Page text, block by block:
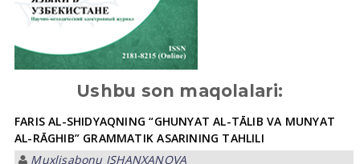
Ushbu son maqolalari:
FARIS AL-SHIDYAQNING “GHUNYAT AL-TĀLIB VA MUNYAT
AL-RĀGHIB” GRAMMATIK ASARINING TAHLILI
Muxlisabonu ISHANXANOVA